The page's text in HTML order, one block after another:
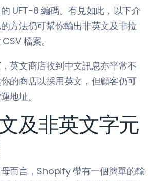
UFT-8 編碼。有見如此，以下介
方法仍可幫你輸出非英文及非拉
檔案。
英文商店收到中文訊息亦平常不
的商店以採用英文，但顧客仍可
地址。
及非英文字元
而言，Shopify 帶有一個簡單的輸